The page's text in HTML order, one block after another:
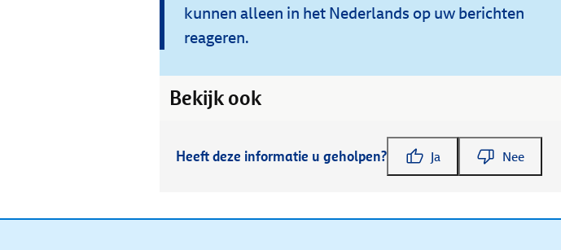
kunnen alleen in het Nederlands op uw berichten
reageren.
Bekijk ook
Heeft deze informatie u geholpen? Ja Nee